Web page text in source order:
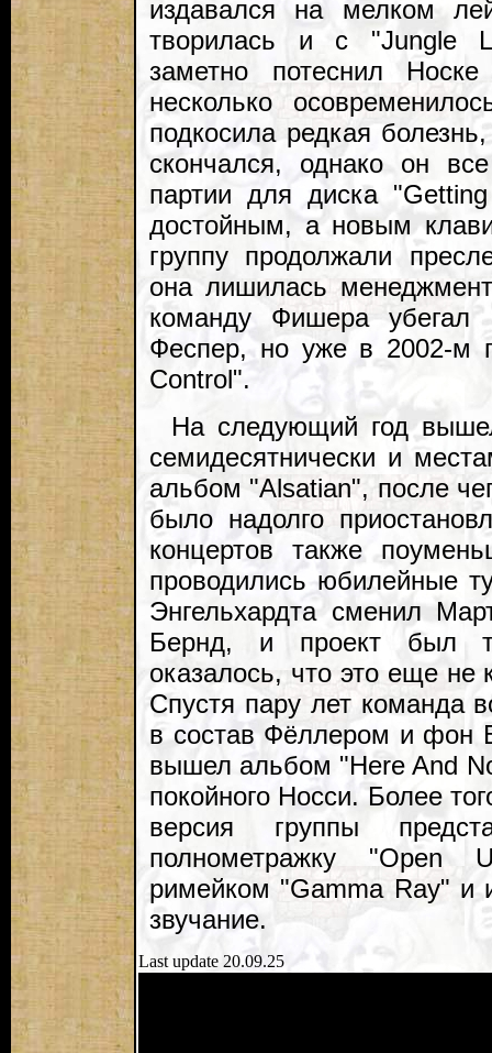
издавался на мелком
творилась и с "Jungle
заметно потеснил
несколько
подкосила редкая
скончался, однако он
партии для диска
достойным, а новым
группу продолжали
она лишилась
команду Фишера
Феспер, но уже в 2002-м
Control".
На следующий год
семидесятнически и
альбом "Alsatian", после
было надолго
концертов также
проводились юбилейные
Энгельхардта сменил
Бернд, и проект был
оказалось, что это еще не
Спустя пару лет команда
в состав Фёллером и фон
вышел альбом "Here And
покойного Носси. Более
версия группы
полнометражку "Open
римейком "Gamma Ray" и
звучание.
Last update 20.09.25